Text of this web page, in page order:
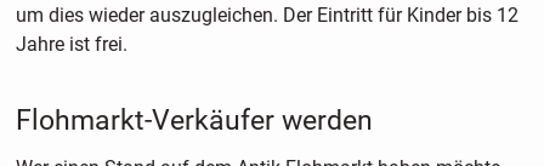
um dies wieder auszugleichen. Der Eintritt für Kinder bis 12
Jahre ist frei.
Flohmarkt-Verkäufer werden